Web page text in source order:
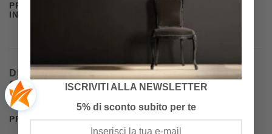
ISCRIVITI ALLA NEWSLETTER
5% di sconto subito per te
PRODOTTO PRONTO
IN
DISPONIBILITÀ, SPEDIZIONE E TEMPI DI
CONSEGNA
PRODOTTO PRONTO IN 25 giorni